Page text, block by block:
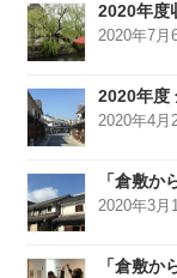
2020年度
2020年7月
2020年度
2020年4月
「倉敷か
2020年3月
「倉敷